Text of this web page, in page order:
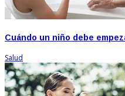
Cuándo un niño debe
Salud